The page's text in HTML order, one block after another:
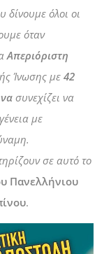
όλοι οι
όταν
Απεριόριστη
Ίνωσης με 42
συνεχίζει να
με
σε αυτό το
Πανελλήνιου
.